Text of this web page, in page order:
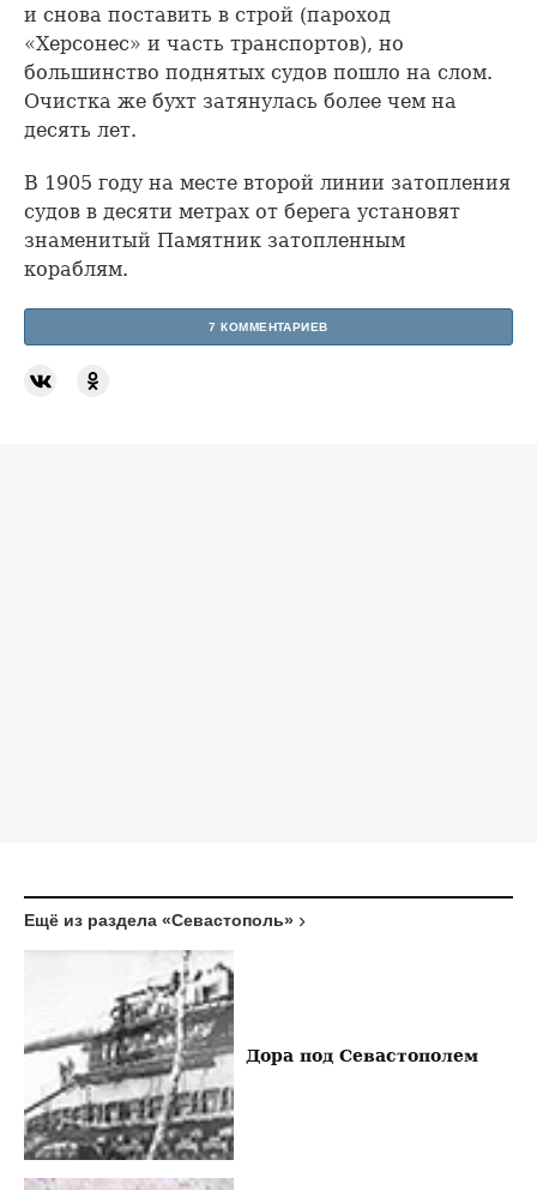
и снова поставить в строй (пароход
«Херсонес» и часть транспортов), но
большинство поднятых судов пошло на слом.
Очистка же бухт затянулась более чем на
десять лет.
В 1905 году на месте второй линии затопления
судов в десяти метрах от берега установят
знаменитый Памятник затопленным
кораблям.
7 КОММЕНТАРИЕВ
Ещё из раздела «Севастополь»
Дора под Севастополем